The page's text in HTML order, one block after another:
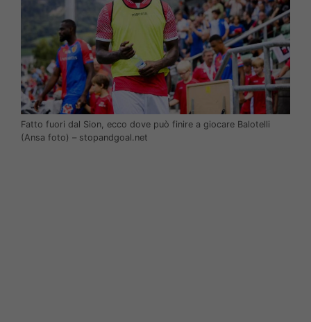
Fatto fuori dal Sion, ecco dove può finire a giocare Balotelli
(Ansa foto) – stopandgoal.net